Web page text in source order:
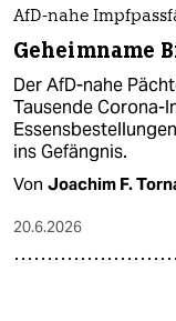
AfD-nahe
Geheimname
Der AfD-nahe
Tausende Corona-
ins Gefängnis.
Von Joachim F.
20.6.2026